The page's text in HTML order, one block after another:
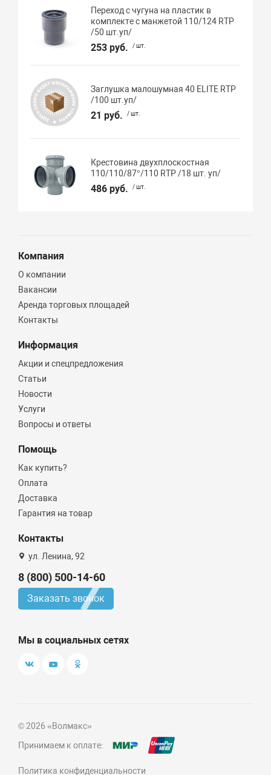
Переход с чугуна на пластик в
комплекте с манжетой 110/124 RTP
/50 шт.уп/
253 руб. / шт.
Заглушка малошумная 40 ELITE RTP
/100 шт.уп/
21 руб. / шт.
Крестовина двухплоскостная
110/110/87°/110 RTP /18 шт. уп/
486 руб. / шт.
Компания
О компании
Вакансии
Аренда торговых площадей
Контакты
Информация
Акции и спецпредложения
Статьи
Новости
Услуги
Вопросы и ответы
Помощь
Как купить?
Оплата
Доставка
Гарантия на товар
Контакты
ул. Ленина, 92
8 (800) 500-14-60
Заказать звонок
Мы в социальных сетях
© 2026 «Волмакс»
Принимаем к оплате:
Политика конфиденциальности